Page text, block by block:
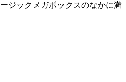
ジックメガボックスのなかに満